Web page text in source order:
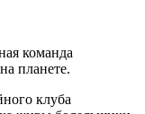
команда
планете.
клуба